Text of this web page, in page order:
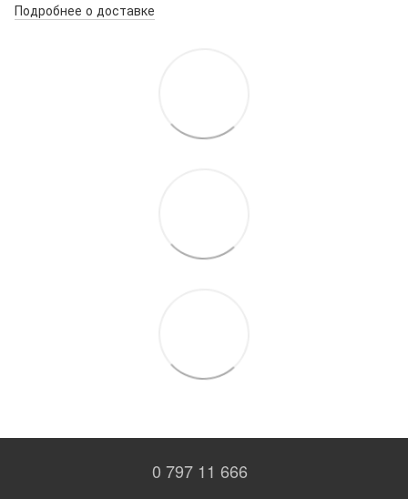
Подробнее о доставке
0 797 11 666